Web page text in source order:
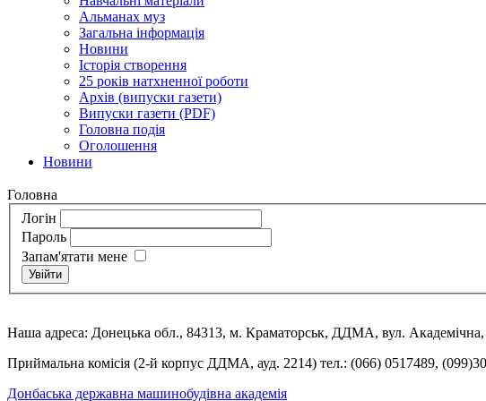
Альманах муз
Загальна інформація
Новини
Історія створення
25 років натхненної роботи
Архів (випуски газети)
Випуски газети (PDF)
Головна подія
Оголошення
Новини
Головна
Логін
Пароль
Запам'ятати мене
Увійти
Наша адреса: Донецька обл., 84313, м. Краматорськ, ДДМА, вул. Академічна,
Приймальна комісія (2-й корпус ДДМА, ауд. 2214) тел.: (066) 0517489,
Донбаська державна машинобудівна академія